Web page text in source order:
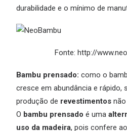
durabilidade e o mínimo de
Fonte: http://
Bambu prensado: como o
cresce em abundância e rápido,
produção de revestimentos
O bambu prensado é uma
uso da madeira, pois confere